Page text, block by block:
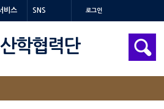
비스 SNS 로그인
산학협력단